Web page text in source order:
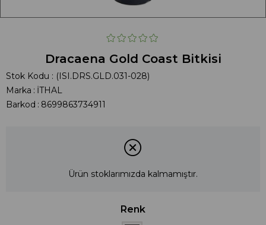
Dracaena Gold Coast Bitkisi
Stok Kodu
(ISI.DRS.GLD.031-028)
Marka : İTHAL
Barkod : 8699863734911
Ürün stoklarımızda kalmamıştır.
Renk